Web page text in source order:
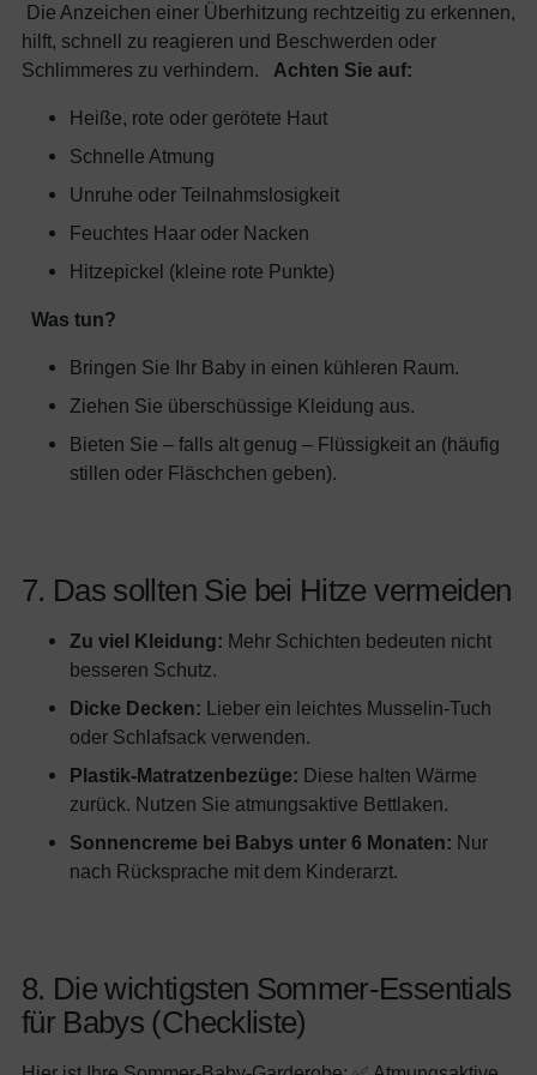
Die Anzeichen einer Überhitzung rechtzeitig zu erkennen,
hilft, schnell zu reagieren und Beschwerden oder
Schlimmeres zu verhindern. Achten Sie auf:
Heiße, rote oder gerötete Haut
Schnelle Atmung
Unruhe oder Teilnahmslosigkeit
Feuchtes Haar oder Nacken
Hitzepickel (kleine rote Punkte)
Was tun?
Bringen Sie Ihr Baby in einen kühleren Raum.
Ziehen Sie überschüssige Kleidung aus.
Bieten Sie – falls alt genug – Flüssigkeit an (häufig
stillen oder Fläschchen geben).
7. Das sollten Sie bei Hitze vermeiden
Zu viel Kleidung: Mehr Schichten bedeuten nicht
besseren Schutz.
Dicke Decken: Lieber ein leichtes Musselin-Tuch
oder Schlafsack verwenden.
Plastik-Matratzenbezüge: Diese halten Wärme
zurück. Nutzen Sie atmungsaktive Bettlaken.
Sonnencreme bei Babys unter 6 Monaten: Nur
nach Rücksprache mit dem Kinderarzt.
8. Die wichtigsten Sommer-Essentials
für Babys (Checkliste)